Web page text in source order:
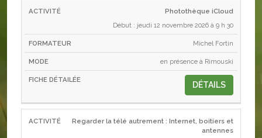
Photothèque iCloud
Début : jeudi 12 novembre 2026 à 9 h 30
Michel Fortin
en présence à Rimouski
DÉTAILS
Regarder la télé autrement : Internet, boitiers et
antennes